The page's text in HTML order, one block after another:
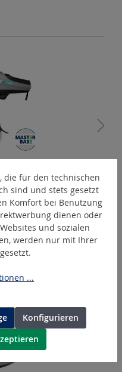
C
die für den technischen
sind und stets gesetzt
Komfort bei Benutzung
dienen oder
und sozialen
werden nur mit Ihrer
...
Konfigurieren